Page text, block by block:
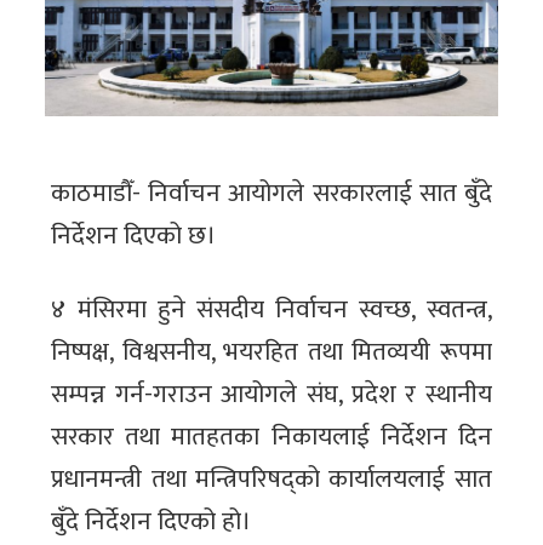
काठमाडौँ- निर्वाचन आयोगले सरकारलाई सात बुँदे
निर्देशन दिएको छ।
४ मंसिरमा हुने संसदीय निर्वाचन स्वच्छ, स्वतन्त्र,
निष्पक्ष, विश्वसनीय, भयरहित तथा मितव्ययी रूपमा
सम्पन्न गर्न-गराउन आयोगले संघ, प्रदेश र स्थानीय
सरकार तथा मातहतका निकायलाई निर्देशन दिन
प्रधानमन्त्री तथा मन्त्रिपरिषद्को कार्यालयलाई सात
बुँदे निर्देशन दिएको हो।